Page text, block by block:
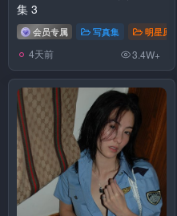
集 3
会员专属 写真集 明星原图
4天前 3.4W+